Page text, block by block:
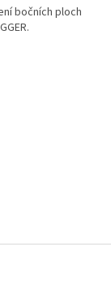
bočních ploch